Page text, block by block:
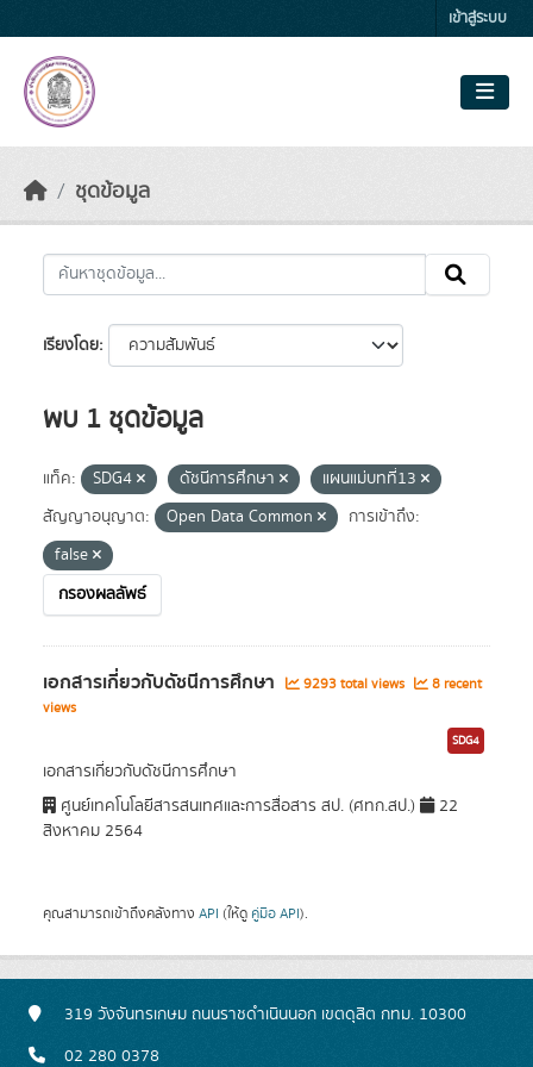
เข้าสู่ระบบ
ชุดข้อมูล
เรียงโดย
พบ 1 ชุดข้อมูล
แท็ค: SDG4 ดัชนีการศึกษา
แผนแม่บทที่13
สัญญาอนุญาต:
Open Data Common
การเข้าถึง:
false
กรองผลลัพธ์
เอกสารเกี่ยวกับดัชนีการศึกษา 9293 total views
8 recent
views
SDG4
เอกสารเกี่ยวกับดัชนีการศึกษา
ศูนย์เทคโนโลยีสารสนเทศและการสื่อสาร สป. (ศทก.สป.)
22
สิงหาคม 2564
คุณสามารถเข้าถึงคลังทาง API (ให้ดู คู่มือ API).
319 วังจันทรเกษม ถนนราชดำเนินนอก เขตดุสิต กทม. 10300
02 280 0378